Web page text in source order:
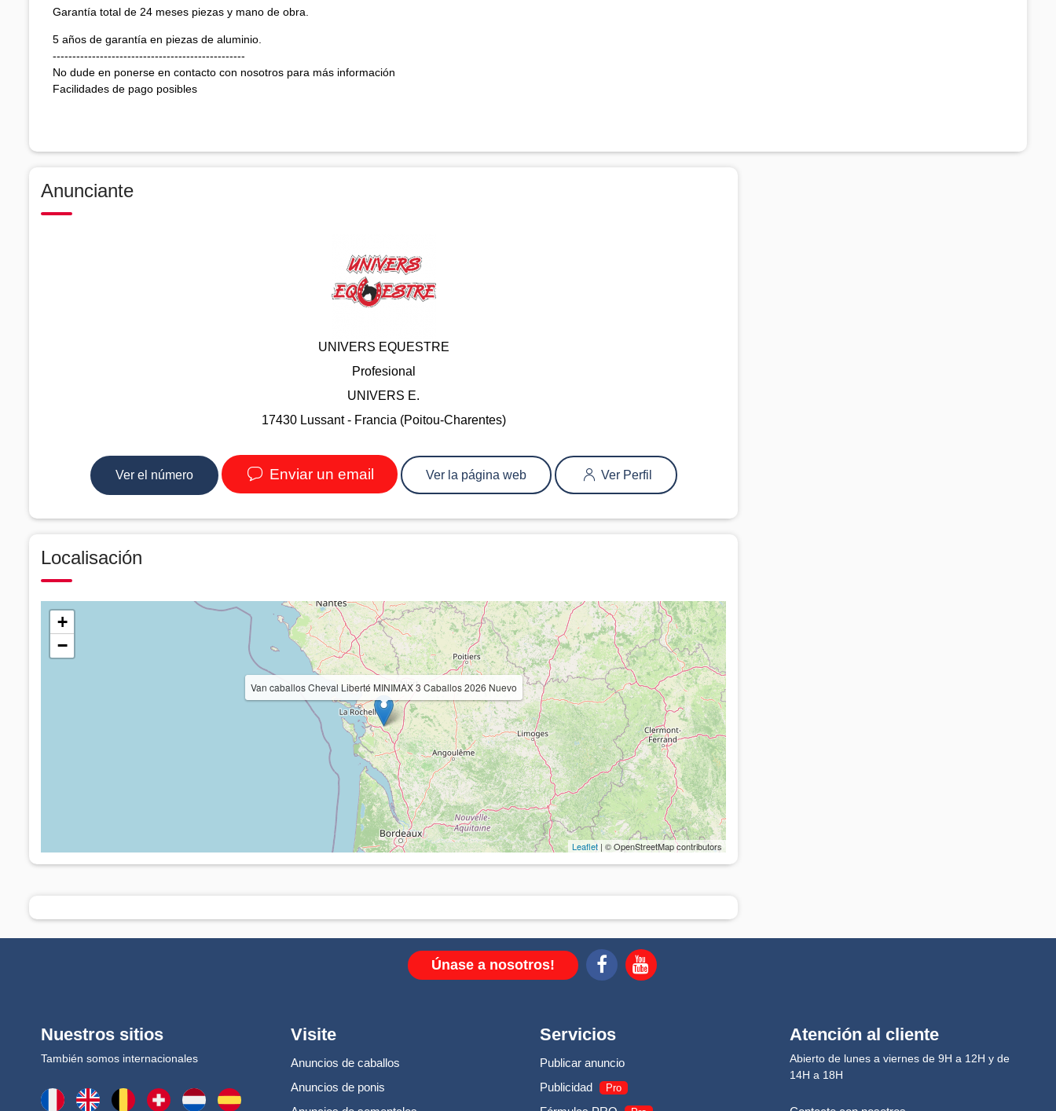
Garantía total de 24 meses piezas y mano de obra.
5 años de garantía en piezas de aluminio.
-------------------------------------------------
No dude en ponerse en contacto con nosotros para más información
Facilidades de pago posibles
Anunciante
UNIVERS EQUESTRE
Profesional
UNIVERS E.
17430 Lussant - Francia (Poitou-Charentes)
Ver el número Enviar un email Ver la página web Ver Perfil
Localisación
Van caballos Cheval Liberté MINIMAX 3 Caballos 2026 Nuevo
+
−
Leaflet | © OpenStreetMap contributors
Únase a nosotros!
Nuestros sitios
También somos internacionales
Visite
Anuncios de caballos
Anuncios de ponis
Servicios
Publicar anuncio
Publicidad
Pro
Atención al cliente
Abierto de lunes a viernes de 9H a 12H y de
14H a 18H